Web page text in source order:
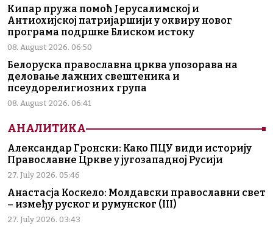
Кипар пружа помоћ Јерусалимској и
Антиохијској патријаршији у оквиру новог
програма подршке Блиском истоку
08. August 2026. 06:50
Белоруска православна црква упозорава на
деловање лажних свештеника и
псеудорелигиозних група
08. August 2026. 06:41
АНАЛИТИКА
Александар Гронски: Како ПЦУ види историју
Православне Цркве у југозападној Русији
27. July 2026. 05:46
Анастасја Коскело: Молдавски православни свет
– између руског и румунског (III)
27. July 2026. 03:43